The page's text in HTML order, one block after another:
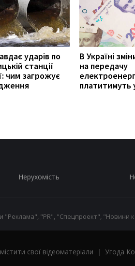
ударів по
станції
чим загрожує
В Україні
на передачу
платитимуть
Нерухомість
"Реклама", "PR", "Спецпроект", "Новини
свої відеоматеріали | Угода